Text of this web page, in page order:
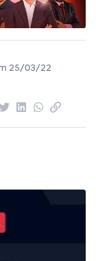
25/03/22